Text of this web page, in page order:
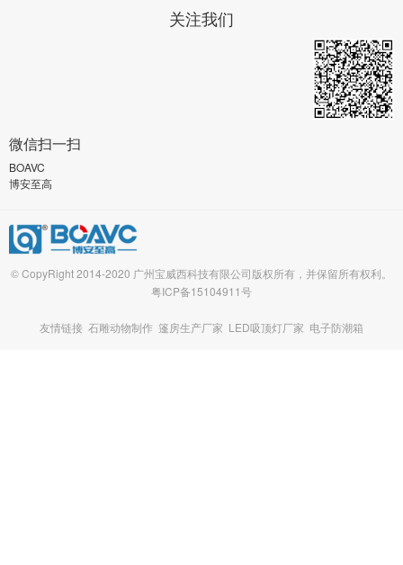
关注我们
微信扫一扫
BOAVC
博安至高
© CopyRight 2014-2020 广州宝威西科技有限公司版权所有，并保留所有权利。
粤ICP备15104911号
友情链接 石雕动物制作 篷房生产厂家 LED吸顶灯厂家 电子防潮箱